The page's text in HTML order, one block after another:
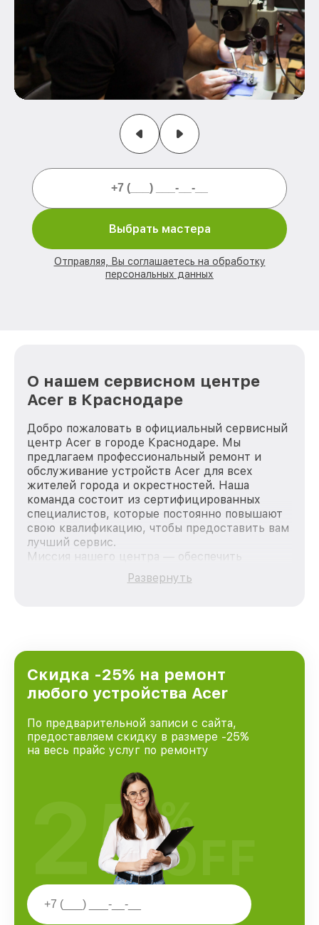
Выбрать мастера
Отправляя, Вы соглашаетесь на обработку
персональных данных
О нашем сервисном центре
Acer в Краснодаре
Добро пожаловать в официальный сервисный
центр Acer в городе Краснодаре. Мы
предлагаем профессиональный ремонт и
обслуживание устройств Acer для всех
жителей города и окрестностей. Наша
команда состоит из сертифицированных
специалистов, которые постоянно повышают
свою квалификацию, чтобы предоставить вам
лучший сервис.
Миссия нашего центра — обеспечить
качественный и доступный ремонт для
каждого пользователя продукции Acer, вне
Краснодаре, постоянно повышая уровень
доверия и лояльности наших клиентов.
Развернуть
Скидка -25% на ремонт
любого устройства Acer
По предварительной записи с сайта,
предоставляем скидку в размере -25%
на весь прайс услуг по ремонту
25%
OFF